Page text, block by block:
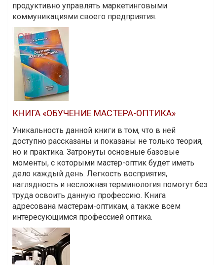
продуктивно управлять маркетинговыми
коммуникациями своего предприятия.
КНИГА «ОБУЧЕНИЕ МАСТЕРА-ОПТИКА»
Уникальность данной книги в том, что в ней
доступно рассказаны и показаны не только теория,
но и практика. Затронуты основные базовые
моменты, с которыми мастер-оптик будет иметь
дело каждый день. Легкость восприятия,
наглядность и несложная терминология помогут без
труда освоить данную профессию. Книга
адресована мастерам-оптикам, а также всем
интересующимся профессией оптика.